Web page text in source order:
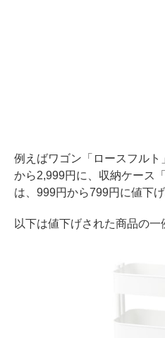
例えばワゴン「ロースフルト
から2,999円に、収納ケース
は、999円から799円に値下げ
以下は値下げされた商品の一